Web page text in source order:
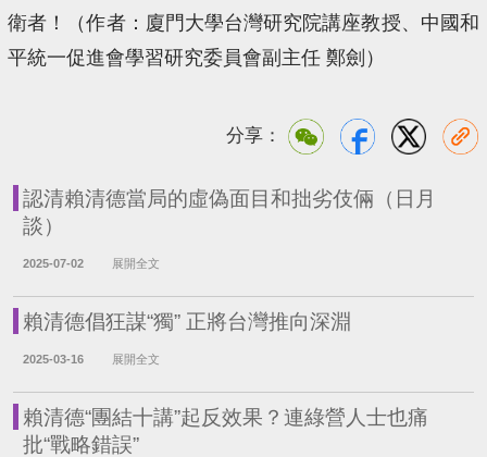
衛者！（作者：廈門大學台灣研究院講座教授、中國和
平統一促進會學習研究委員會副主任 鄭劍）
分享：
認清賴清德當局的虛偽面目和拙劣伎倆（日月
談）
2025-07-02 展開全文
賴清德倡狂謀“獨” 正將台灣推向深淵
2025-03-16 展開全文
賴清德“團結十講”起反效果？連綠營人士也痛
批“戰略錯誤”